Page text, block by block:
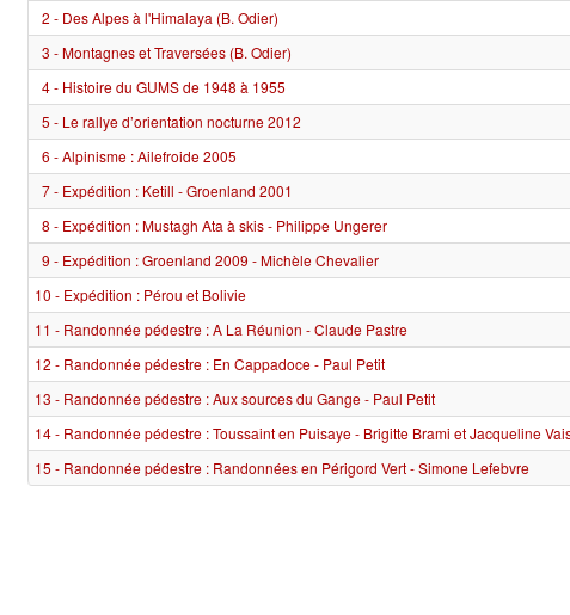
2 - Des Alpes à l'Himalaya (B. Odier)
3 - Montagnes et Traversées (B. Odier)
4 - Histoire du GUMS de 1948 à 1955
5 - Le rallye d’orientation nocturne 2012
6 - Alpinisme : Ailefroide 2005
7 - Expédition : Ketill - Groenland 2001
8 - Expédition : Mustagh Ata à skis - Philippe Ungerer
9 - Expédition : Groenland 2009 - Michèle Chevalier
10 - Expédition : Pérou et Bolivie
11 - Randonnée pédestre : A La Réunion - Claude Pastre
12 - Randonnée pédestre : En Cappadoce - Paul Petit
13 - Randonnée pédestre : Aux sources du Gange - Paul Petit
14 - Randonnée pédestre : Toussaint en Puisaye - Brigitte Brami et Jacqueline
15 - Randonnée pédestre : Randonnées en Périgord Vert - Simone Lefebvre